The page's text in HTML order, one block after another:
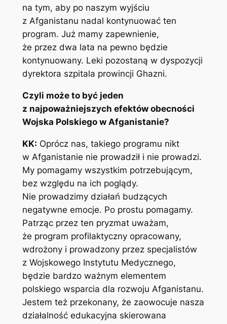
na tym, aby po naszym wyjściu
z Afganistanu nadal kontynuować ten
program. Już mamy zapewnienie,
że przez dwa lata na pewno będzie
kontynuowany. Leki pozostaną w dyspozycji
dyrektora szpitala prowincji Ghazni.
Czyli może to być jeden
z najpoważniejszych efektów obecności
Wojska Polskiego w Afganistanie?
KK: Oprócz nas, takiego programu nikt
w Afganistanie nie prowadził i nie prowadzi.
My pomagamy wszystkim potrzebującym,
bez względu na ich poglądy.
Nie prowadzimy działań budzących
negatywne emocje. Po prostu pomagamy.
Patrząc przez ten pryzmat uważam,
że program profilaktyczny opracowany,
wdrożony i prowadzony przez specjalistów
z Wojskowego Instytutu Medycznego,
będzie bardzo ważnym elementem
polskiego wsparcia dla rozwoju Afganistanu.
Jestem też przekonany, że zaowocuje nasza
działalność edukacyjna skierowana